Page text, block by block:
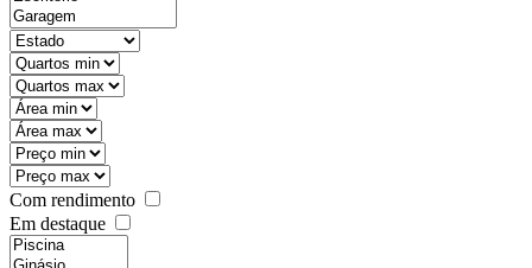
state
mintypo
maxtypo
minarea
maxarea
minprice
maxprice
Com rendimento
Em destaque
features